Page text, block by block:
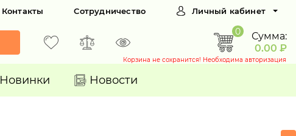
Контакты Сотрудничество Личный кабинет
0
Сумма:
0.00 ₽
Корзина не сохранится! Необходима авторизация
Новинки Новости